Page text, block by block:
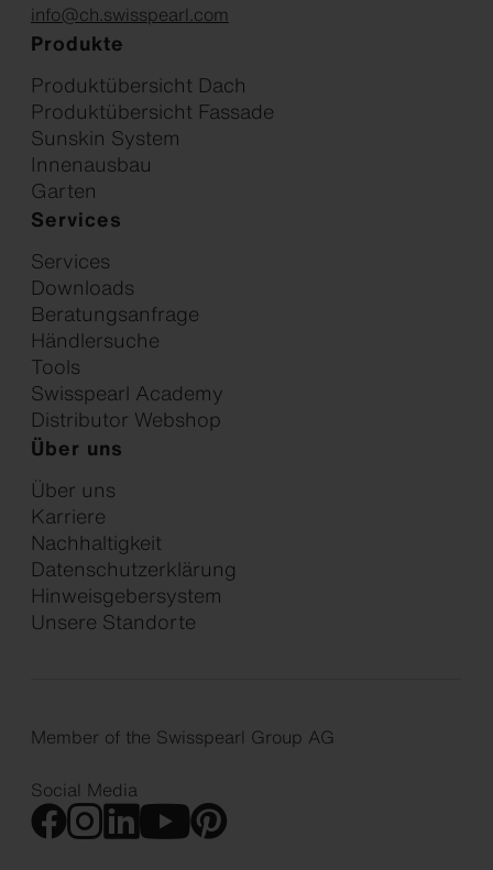
info@ch.swisspearl.com
Produkte
Produktübersicht Dach
Produktübersicht Fassade
Sunskin System
Innenausbau
Garten
Services
Services
Downloads
Beratungsanfrage
Händlersuche
Tools
Swisspearl Academy
Distributor Webshop
Über uns
Über uns
Karriere
Nachhaltigkeit
Datenschutzerklärung
Hinweisgebersystem
Unsere Standorte
Member of the Swisspearl Group AG
Social Media